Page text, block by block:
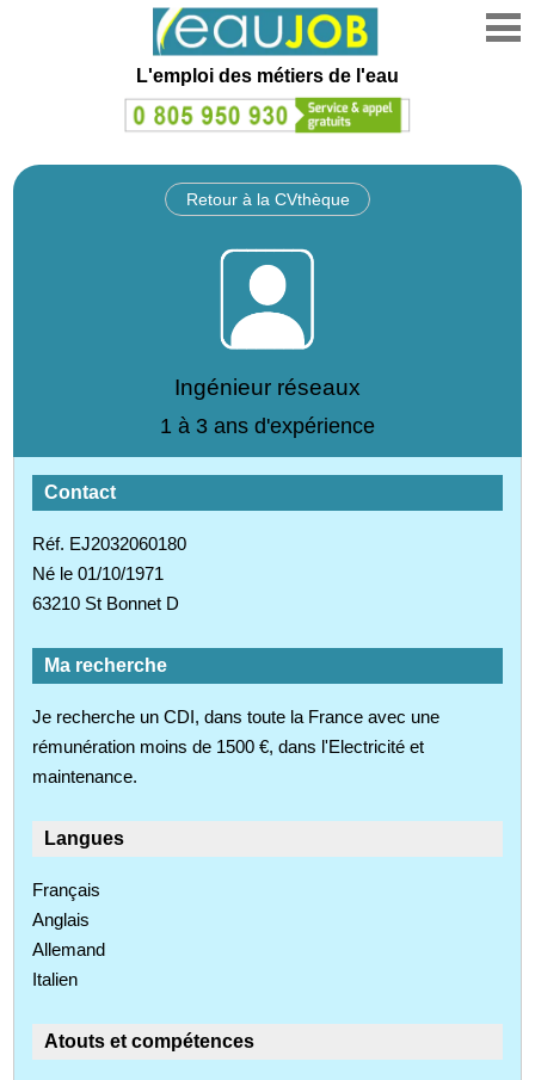
L'emploi des métiers de l'eau
Retour à la CVthèque
Ingénieur réseaux
1 à 3 ans d'expérience
Contact
Réf. EJ2032060180
Né le 01/10/1971
63210 St Bonnet D
Ma recherche
Je recherche un CDI, dans toute la France avec une
rémunération moins de 1500 €, dans l'Electricité et
maintenance.
Langues
Français
Anglais
Allemand
Italien
Atouts et compétences